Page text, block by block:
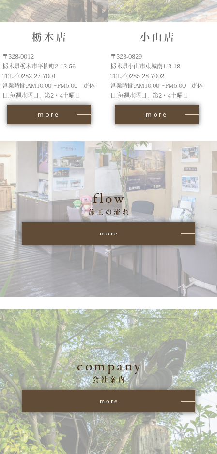
栃木店
〒328-0012
栃木県栃木市平柳町2-12-56
TEL／0282-27-7001
営業時間:AM10:00～PM5:00 定休
日:毎週水曜日、第2・4土曜日
more
小山店
〒323-0829
栃木県小山市東城南1-3-18
TEL／0285-28-7002
営業時間:AM10:00～PM5:00 定休
日:毎週水曜日、第2・4土曜日
more
flow
施工の流れ
more
company
会社案内
more